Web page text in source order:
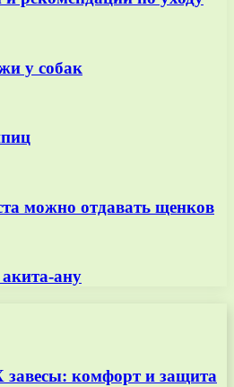
у собак
можно отдавать щенков
ану
комфорт и защита